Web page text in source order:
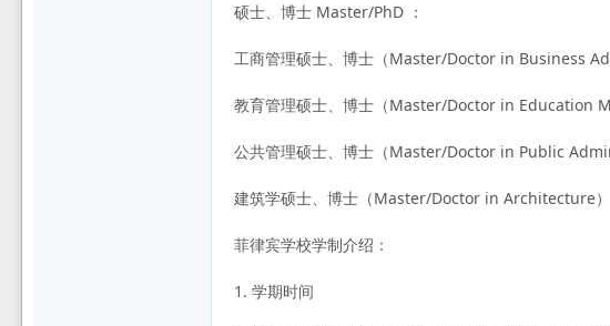
硕士、博士 Master/PhD ：
工商管理硕士、博士（Master/Doctor in Business
教育管理硕士、博士（Master/Doctor in Education
公共管理硕士、博士（Master/Doctor in Public
建筑学硕士、博士（Master/Doctor in Architecture）
菲律宾学校学制介绍：
1. 学期时间